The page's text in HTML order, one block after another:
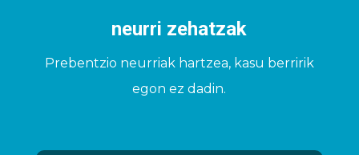
neurri zehatzak
Prebentzio neurriak hartzea, kasu berririk
egon ez dadin.